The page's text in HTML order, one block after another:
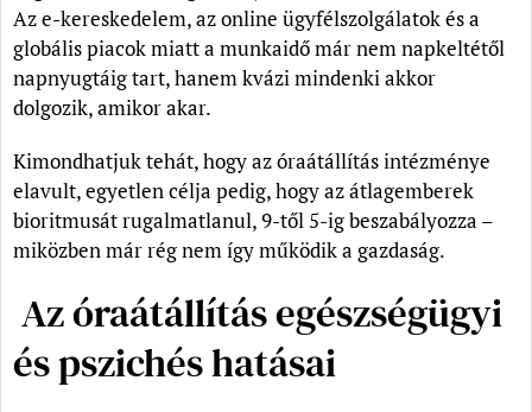
Az e-kereskedelem, az online ügyfélszolgálatok és a
globális piacok miatt a munkaidő már nem napkeltétől
napnyugtáig tart, hanem kvázi mindenki akkor
dolgozik, amikor akar.
Kimondhatjuk tehát, hogy az óraátállítás intézménye
elavult, egyetlen célja pedig, hogy az átlagemberek
bioritmusát rugalmatlanul, 9-től 5-ig beszabályozza –
miközben már rég nem így működik a gazdaság.
Az óraátállítás egészségügyi
és pszichés hatásai